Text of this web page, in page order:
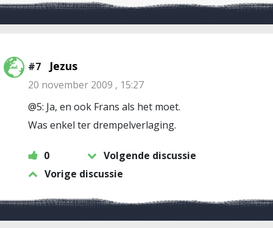
#7 Jezus
20 november 2009 , 15:27
@5: Ja, en ook Frans als het moet.
Was enkel ter drempelverlaging.
0
Volgende discussie
Vorige discussie